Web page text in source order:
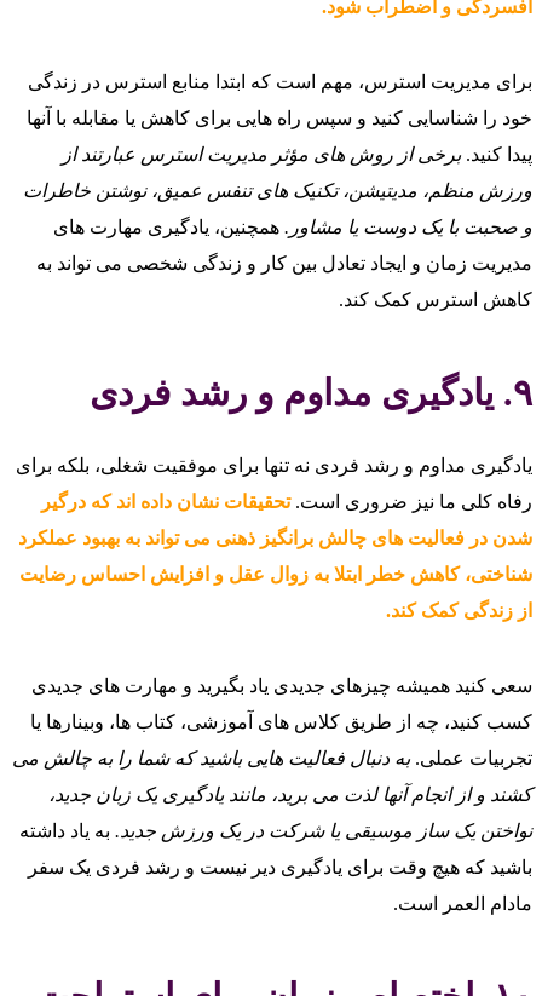
افسردگی و اضطراب شود.
برای مدیریت استرس، مهم است که ابتدا منابع استرس در زندگی
خود را شناسایی کنید و سپس راه‌ هایی برای کاهش یا مقابله با آنها
پیدا کنید.برخی از روش‌ های مؤثر مدیریت استرس عبارتند از
ورزش منظم، مدیتیشن، تکنیک‌ های تنفس عمیق، نوشتن خاطرات
و صحبت با یک دوست یا مشاور. همچنین، یادگیری مهارت‌ های
مدیریت زمان و ایجاد تعادل بین کار و زندگی شخصی می‌ تواند به
کاهش استرس کمک کند.
۹. یادگیری مداوم و رشد فردی
یادگیری مداوم و رشد فردی نه تنها برای موفقیت شغلی، بلکه برای
رفاه کلی ما نیز ضروری است.تحقیقات نشان داده‌ اند که درگیر
شدن در فعالیت‌ های چالش برانگیز ذهنی می‌ تواند به بهبود عملکرد
شناختی، کاهش خطر ابتلا به زوال عقل و افزایش احساس رضایت
از زندگی کمک کند.
سعی کنید همیشه چیزهای جدیدی یاد بگیرید و مهارت‌ های جدیدی
کسب کنید، چه از طریق کلاس‌ های آموزشی، کتاب‌ ها، وبینارها یا
تجربیات عملی.به دنبال فعالیت‌ هایی باشید که شما را به چالش می‌
کشند و از انجام آنها لذت می‌ برید، مانند یادگیری یک زبان جدید،
نواختن یک ساز موسیقی یا شرکت در یک ورزش جدید. به یاد داشته
باشید که هیچ وقت برای یادگیری دیر نیست و رشد فردی یک سفر
مادام العمر است.